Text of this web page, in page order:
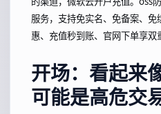
服务，支持免实名、免备案、
惠、充值秒到账、官网下单享双
开场：看起来
可能是高危交